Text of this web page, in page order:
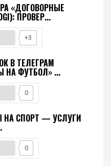
«ДОГОВОРНЫЕ
ПРОВЕР...
+3
В ТЕЛЕГРАМ
НА ФУТБОЛ» ...
0
НА СПОРТ — УСЛУГИ
0